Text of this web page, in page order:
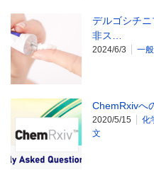
デルゴシチ
非ス…
2024/6/3 一
ChemRxivへ
2020/5/15 化
文